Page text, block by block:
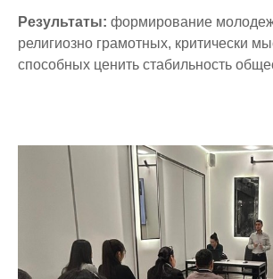
Результаты: формирование
религиозно грамотных, критически
способных ценить стабильность